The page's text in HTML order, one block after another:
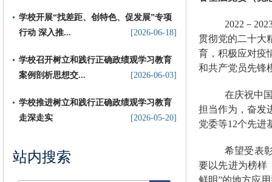
​学校开展“找差距、创特色、促发展”专项
行动 深入推...
[2026-06-18]
学校召开树立和践行正确政绩观学习教育
案例剖析思想交...
[2026-06-03]
学校推进树立和践行正确政绩观学习教育
走深走实
[2026-05-20]
站内搜索
2022 － 202
贯彻党的二十大
育 ，积极应对
和共产党员先锋
在庆祝中
担当作为，奋发
党委等12个先进
希望受表
要以先进为榜样